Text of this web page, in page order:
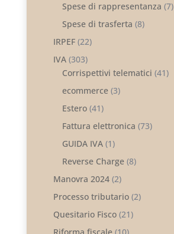
Spese di rappresentanza (7)
Spese di trasferta (8)
IRPEF(22)
IVA(303)
Corrispettivi telematici (41)
ecommerce(3)
Estero(41)
Fattura elettronica (73)
GUIDA IVA(1)
Reverse Charge(8)
Manovra 2024(2)
Processo tributario(2)
Quesitario Fisco(21)